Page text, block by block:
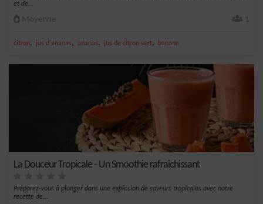
et de...
Moyenne 1
citron, jus d'ananas, ananas, jus de citron vert, banane
La Douceur Tropicale - Un Smoothie rafraîchissant
Préparez-vous à plonger dans une explosion de saveurs tropicales avec notre
recette de...